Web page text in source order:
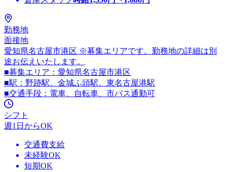
勤務地
面接地
愛知県名古屋市港区 ※募集エリアです。勤務地の詳細は別
途お伝えいたします。
■募集エリア：愛知県名古屋市港区
■駅：野跡駅、金城ふ頭駅、東名古屋港駅
■交通手段：電車、自転車、市バス通勤可
シフト
週1日からOK
交通費支給
未経験OK
短期OK